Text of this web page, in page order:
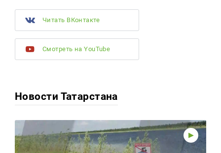
Читать ВКонтакте
Смотреть на YouTube
Новости Татарстана